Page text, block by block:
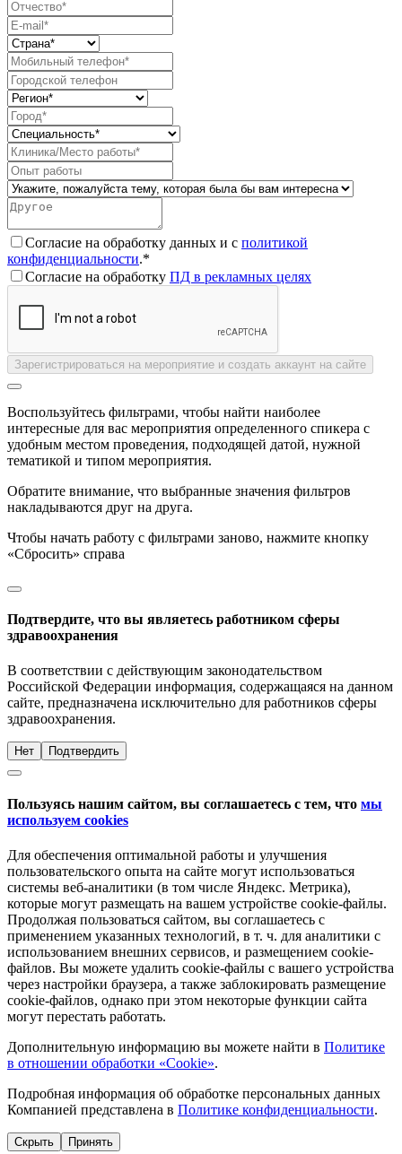
Согласие на обработку данных и с политикой
конфиденциальности.*
Согласие на обработку ПД в рекламных целях
Зарегистрироваться на мероприятие и создать аккаунт на сайте
Воспользуйтесь фильтрами, чтобы найти наиболее
интересные для вас мероприятия определенного спикера с
удобным местом проведения, подходящей датой, нужной
тематикой и типом мероприятия.
Обратите внимание, что выбранные значения фильтров
накладываются друг на друга.
Чтобы начать работу с фильтрами заново, нажмите кнопку
«Сбросить» справа
Подтвердите, что вы являетесь работником сферы
здравоохранения
В соответствии с действующим законодательством
Российской Федерации информация, содержащаяся на данном
сайте, предназначена исключительно для работников сферы
здравоохранения.
Нет Подтвердить
Пользуясь нашим сайтом, вы соглашаетесь с тем, что мы
используем cookies
Для обеспечения оптимальной работы и улучшения
пользовательского опыта на сайте могут использоваться
системы веб-аналитики (в том числе Яндекс. Метрика),
которые могут размещать на вашем устройстве cookie-файлы.
Продолжая пользоваться сайтом, вы соглашаетесь с
применением указанных технологий, в т. ч. для аналитики с
использованием внешних сервисов, и размещением cookie-
файлов. Вы можете удалить cookie-файлы с вашего устройства
через настройки браузера, а также заблокировать размещение
cookie-файлов, однако при этом некоторые функции сайта
могут перестать работать.
Дополнительную информацию вы можете найти в Политике
в отношении обработки «Cookie».
Подробная информация об обработке персональных данных
Компанией представлена в Политике конфиденциальности.
Скрыть Принять